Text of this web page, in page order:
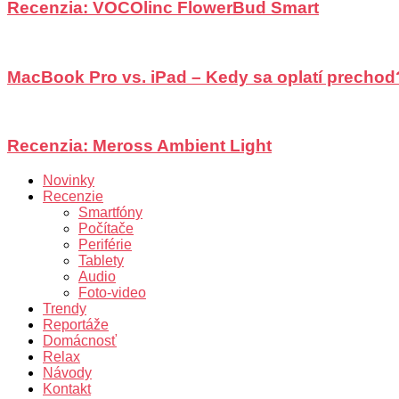
Recenzia: VOCOlinc FlowerBud Smart
MacBook Pro vs. iPad – Kedy sa oplatí
Recenzia: Meross Ambient Light
Novinky
Recenzie
Smartfóny
Počítače
Periférie
Tablety
Audio
Foto-video
Trendy
Reportáže
Domácnosť
Relax
Návody
Kontakt